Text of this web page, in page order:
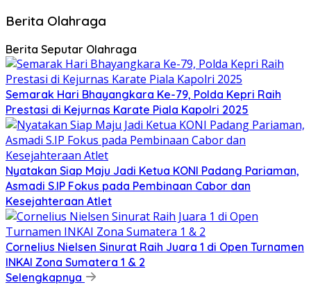
Berita Olahraga
Berita Seputar Olahraga
Semarak Hari Bhayangkara Ke-79, Polda Kepri Raih
Prestasi di Kejurnas Karate Piala Kapolri 2025
Nyatakan Siap Maju Jadi Ketua KONI Padang Pariaman,
Asmadi S.IP Fokus pada Pembinaan Cabor dan
Kesejahteraan Atlet
Cornelius Nielsen Sinurat Raih Juara 1 di Open Turnamen
INKAI Zona Sumatera 1 & 2
Selengkapnya